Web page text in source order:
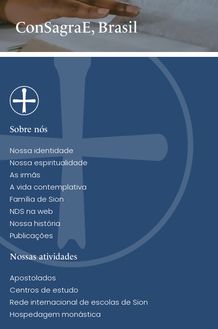
ConSagraE, Brasil
Sobre nós
Nossa identidade
Nossa espiritualidade
As irmãs
A vida contemplativa
Família de Sion
NDS na web
Nossa história
Publicações
Nossas atividades
Apostolados
Centros de estudo
Rede internacional de escolas de Sion
Hospedagem monástica